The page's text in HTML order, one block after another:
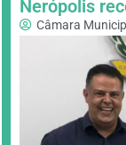
Nerópolis
Câmara